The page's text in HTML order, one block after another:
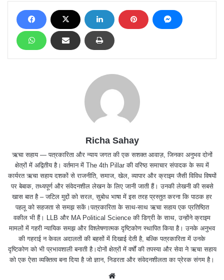
Richa Sahay
ऋचा सहाय — पत्रकारिता और न्याय जगत की एक सशक्त आवाज़, जिनका अनुभव दोनों
क्षेत्रों में अद्वितीय है। वर्तमान में The 4th Pillar की वरिष्ठ समाचार संपादक के रूप में
कार्यरत ऋचा सहाय दशकों से राजनीति, समाज, खेल, व्यापार और क्राइम जैसी विविध विषयों
पर बेबाक, तथ्यपूर्ण और संवेदनशील लेखन के लिए जानी जाती हैं। उनकी लेखनी की सबसे
खास बात है – जटिल मुद्दों को सरल, सुबोध भाषा में इस तरह प्रस्तुत करना कि पाठक हर
पहलू को सहजता से समझ सकें।पत्रकारिता के साथ-साथ ऋचा सहाय एक प्रतिष्ठित
वकील भी हैं। LLB और MA Political Science की डिग्री के साथ, उन्होंने क्राइम
मामलों में गहरी न्यायिक समझ और विश्लेषणात्मक दृष्टिकोण स्थापित किया है। उनके अनुभव
की गहराई न केवल अदालतों की बहसों में दिखाई देती है, बल्कि पत्रकारिता में उनके
दृष्टिकोण को भी प्रभावशाली बनाती है।दोनों क्षेत्रों में वर्षों की तपस्या और सेवा ने ऋचा सहाय
को एक ऐसा व्यक्तित्व बना दिया है जो ज्ञान, निडरता और संवेदनशीलता का प्रेरक संगम है।